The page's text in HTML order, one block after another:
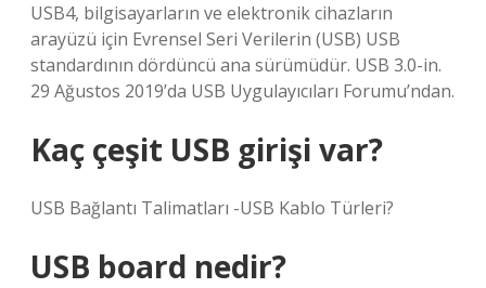
USB4, bilgisayarların ve elektronik cihazların
arayüzü için Evrensel Seri Verilerin (USB) USB
standardının dördüncü ana sürümüdür. USB 3.0-in.
29 Ağustos 2019’da USB Uygulayıcıları Forumu’ndan.
Kaç çeşit USB girişi var?
USB Bağlantı Talimatları -USB Kablo Türleri?
USB board nedir?